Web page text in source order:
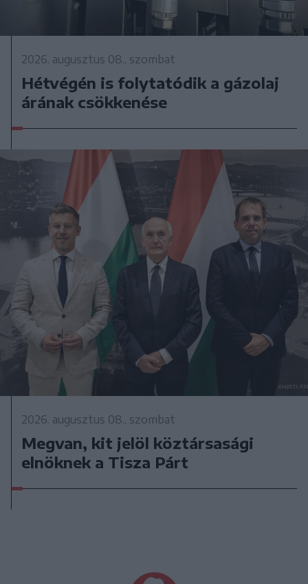
2026. augusztus 08., szombat
Hétvégén is folytatódik a gázolaj
árának csökkenése
2026. augusztus 08., szombat
Megvan, kit jelöl köztársasági
elnöknek a Tisza Párt